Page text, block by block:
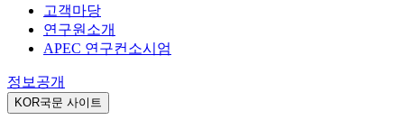
고객마당
연구원소개
APEC 연구컨소시엄
정보공개
KOR국문 사이트